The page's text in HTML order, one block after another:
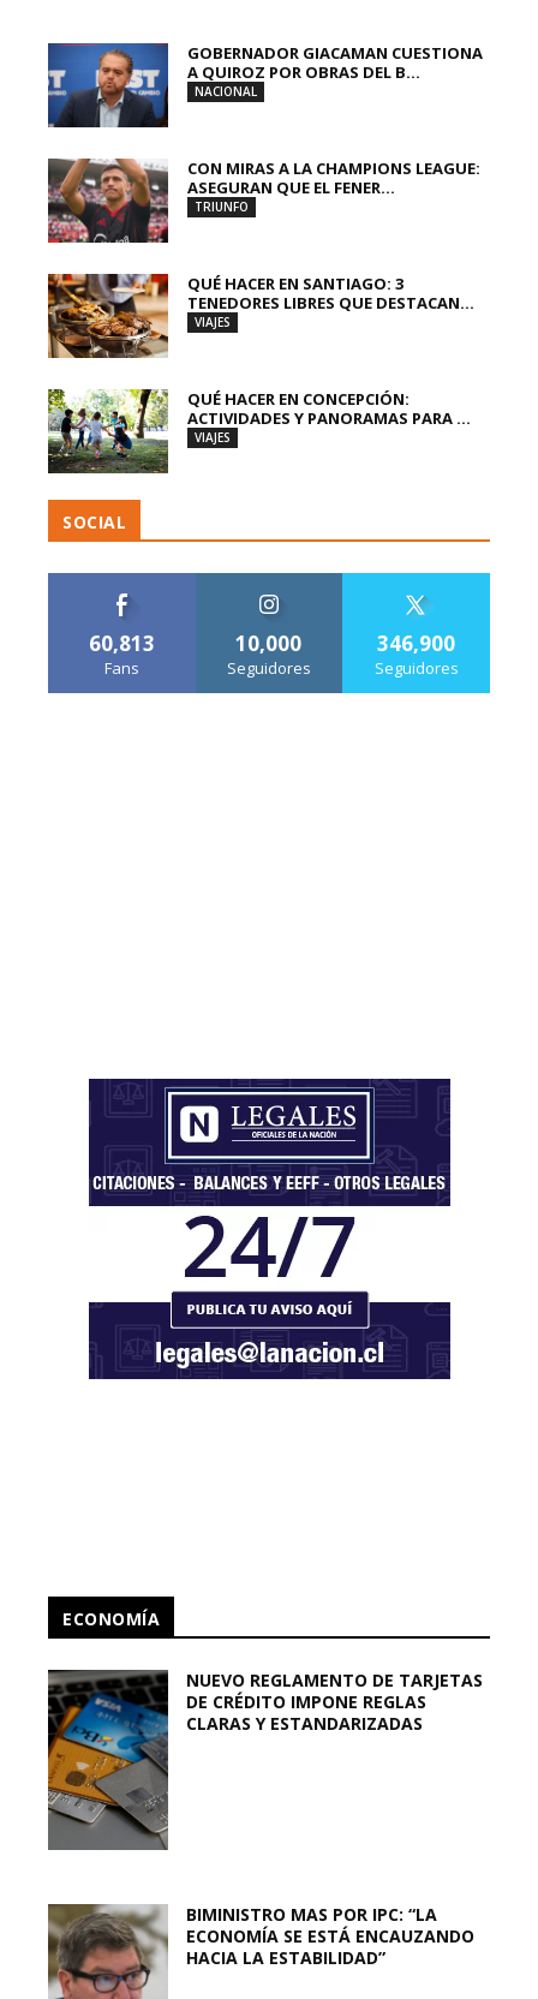
GOBERNADOR GIACAMAN CUESTIONA
A QUIROZ POR OBRAS DEL B...
NACIONAL
CON MIRAS A LA CHAMPIONS LEAGUE:
ASEGURAN QUE EL FENER...
TRIUNFO
QUÉ HACER EN SANTIAGO: 3
TENEDORES LIBRES QUE DESTACAN...
VIAJES
QUÉ HACER EN CONCEPCIÓN:
ACTIVIDADES Y PANORAMAS PARA ...
VIAJES
SOCIAL
60,813
Fans
10,000
Seguidores
346,900
Seguidores
ECONOMÍA
NUEVO REGLAMENTO DE TARJETAS
DE CRÉDITO IMPONE REGLAS
CLARAS Y ESTANDARIZADAS
BIMINISTRO MAS POR IPC: “LA
ECONOMÍA SE ESTÁ ENCAUZANDO
HACIA LA ESTABILIDAD”